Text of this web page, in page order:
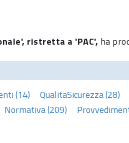
ristretta a 'PAC', ha
(14) QualitaSicurezza (28)
Normativa (209)